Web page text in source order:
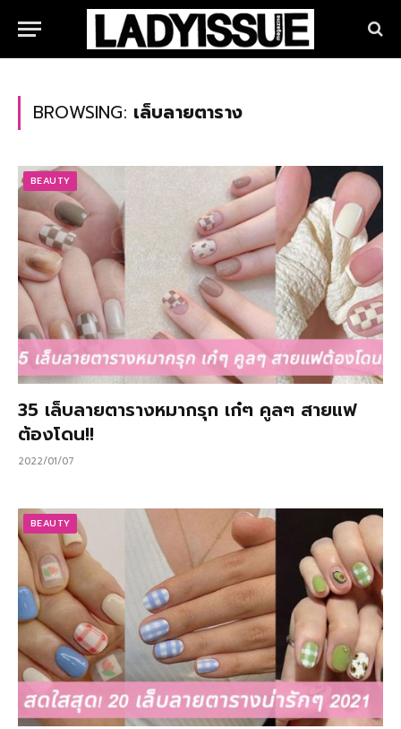
BROWSING: เล็บลายตาราง
BEAUTY
35 เล็บลายตารางหมากรุก เก๋ๆ คูลๆ สายแฟ
ต้องโดน!!
2022/01/07
BEAUTY